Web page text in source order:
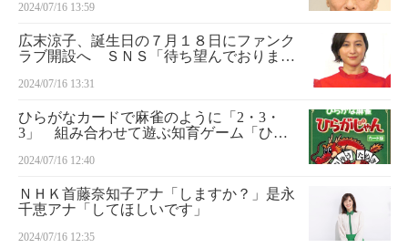
2024/07/16 13:59
広末涼子、誕生日の７月１８日にファンク
ラブ開設へ ＳＮＳ「待ち望んでおりまし
2024/07/16 13:31
ひらがなカードで麻雀のように「2・3・
3」 組み合わせて遊ぶ知育ゲーム「ひら
2024/07/16 12:40
ＮＨＫ首藤奈知子アナ「しますか？」是永
千恵アナ「してほしいです」
2024/07/16 12:35